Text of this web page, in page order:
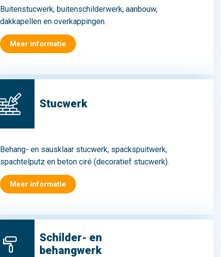
Buitenstucwerk, buitenschilderwerk, aanbouw,
dakkapellen en overkappingen.
Meer informatie
Stucwerk
Behang- en sausklaar stucwerk, spackspuitwerk,
spachtelputz en beton ciré (decoratief stucwerk).
Meer informatie
Schilder- en
behangwerk